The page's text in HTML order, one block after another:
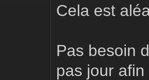
Cela est
Pas besoin
pas jour